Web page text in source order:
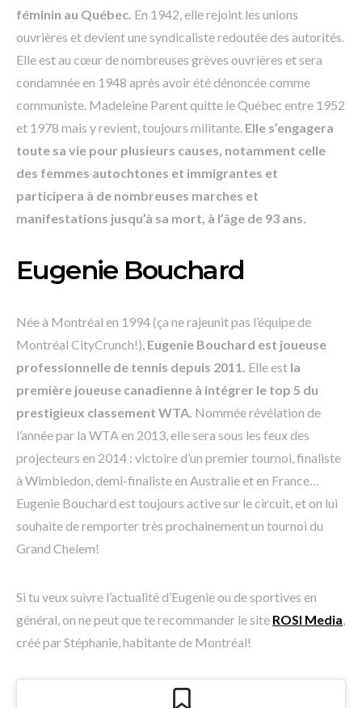
féminin au Québec. En 1942, elle rejoint les unions
ouvrières et devient une syndicaliste redoutée des autorités.
Elle est au cœur de nombreuses grèves ouvrières et sera
condamnée en 1948 après avoir été dénoncée comme
communiste. Madeleine Parent quitte le Québec entre 1952
et 1978 mais y revient, toujours militante. Elle s’engagera
toute sa vie pour plusieurs causes, notamment celle
des femmes autochtones et immigrantes et
participera à de nombreuses marches et
manifestations jusqu’à sa mort, à l’âge de 93 ans.
Eugenie Bouchard
Née à Montréal en 1994 (ça ne rajeunit pas l’équipe de
Montréal CityCrunch!), Eugenie Bouchard est joueuse
professionnelle de tennis depuis 2011. Elle est la
première joueuse canadienne à intégrer le top 5 du
prestigieux classement WTA. Nommée révélation de
l’année par la WTA en 2013, elle sera sous les feux des
projecteurs en 2014 : victoire d’un premier tournoi, finaliste
à Wimbledon, demi-finaliste en Australie et en France…
Eugenie Bouchard est toujours active sur le circuit, et on lui
souhaite de remporter très prochainement un tournoi du
Grand Chelem!
Si tu veux suivre l’actualité d’Eugenie ou de sportives en
général, on ne peut que te recommander le site ROSI Media,
créé par Stéphanie, habitante de Montréal!